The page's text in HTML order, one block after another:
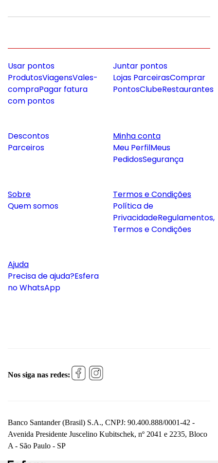
Usar pontos
ProdutosViagensVales-
compraPagar fatura
com pontos
Juntar pontos
Lojas ParceirasComprar
PontosClubeRestaurantes
Descontos
Parceiros
Minha conta
Meu PerfilMeus
PedidosSegurança
Sobre
Quem somos
Termos e Condições
Política de
PrivacidadeRegulamentos,
Termos e Condições
Ajuda
Precisa de ajuda?Esfera
no WhatsApp
Nos siga nas redes:
Banco Santander (Brasil) S.A., CNPJ: 90.400.888/0001-42 -
Avenida Presidente Juscelino Kubitschek, nº 2041 e 2235, Bloco
A - São Paulo - SP